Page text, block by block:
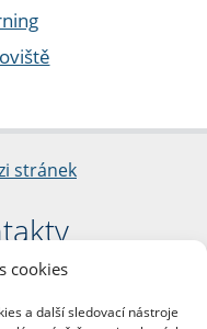
cookies
a další sledovací nástroje
stránek
1/2